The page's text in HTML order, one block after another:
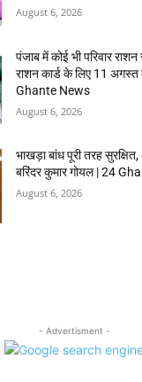
August 6, 2026
पंजाब में कोई भी परिवार
राशन कार्ड के लिए 11
Ghante News
August 6, 2026
भाखड़ा बांध पूरी तरह
बरिंदर कुमार गोयल | 24
August 6, 2026
- Advertisment -